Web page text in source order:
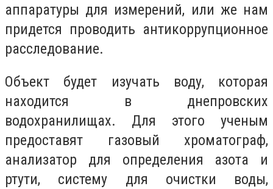
аппаратуры для измерений, или же нам
придется проводить антикоррупционное
расследование.
Объект будет изучать воду, которая
находится в днепровских
водохранилищах. Для этого ученым
предоставят газовый хроматограф,
анализатор для определения азота и
ртути, систему для очистки воды,